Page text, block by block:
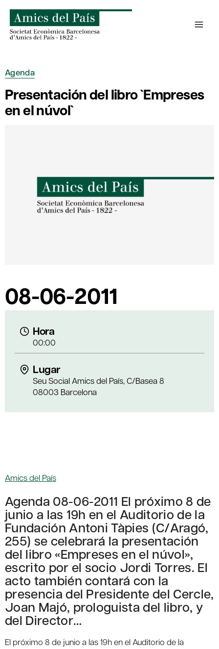
contenido
Agenda
Presentación del libro `Empreses
en el núvol`
08-06-2011
Hora
00:00
Lugar
Seu Social Amics del País, C/Basea 8
08003 Barcelona
Amics del País
Agenda 08-06-2011 El próximo 8 de
junio a las 19h en el Auditorio de la
Fundación Antoni Tàpies (C/Aragó,
255) se celebrará la presentación
del libro «Empreses en el núvol»,
escrito por el socio Jordi Torres. El
acto también contará con la
presencia del Presidente del Cercle,
Joan Majó, prologuista del libro, y
del Director…
El próximo 8 de junio a las 19h en el Auditorio de la